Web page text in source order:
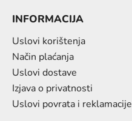
INFORMACIJA
Uslovi korištenja
Način plaćanja
Uslovi dostave
Izjava o privatnosti
Uslovi povrata i reklamacije